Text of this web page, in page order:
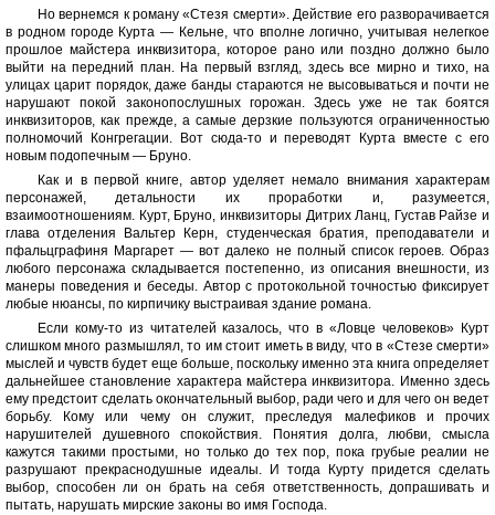
Но вернемся к роману «Стезя смерти». Действие его разворачивается
в родном городе Курта — Кельне, что вполне логично, учитывая нелегкое
прошлое майстера инквизитора, которое рано или поздно должно было
выйти на передний план. На первый взгляд, здесь все мирно и тихо, на
улицах царит порядок, даже банды стараются не высовываться и почти не
нарушают покой законопослушных горожан. Здесь уже не так боятся
инквизиторов, как прежде, а самые дерзкие пользуются ограниченностью
полномочий Конгрегации. Вот сюда-то и переводят Курта вместе с его
новым подопечным — Бруно.
Как и в первой книге, автор уделяет немало внимания характерам
персонажей, детальности их проработки и, разумеется,
взаимоотношениям. Курт, Бруно, инквизиторы Дитрих Ланц, Густав Райзе и
глава отделения Вальтер Керн, студенческая братия, преподаватели и
пфальцграфиня Маргарет — вот далеко не полный список героев. Образ
любого персонажа складывается постепенно, из описания внешности, из
манеры поведения и беседы. Автор с протокольной точностью фиксирует
любые нюансы, по кирпичику выстраивая здание романа.
Если кому-то из читателей казалось, что в «Ловце человеков» Курт
слишком много размышлял, то им стоит иметь в виду, что в «Стезе смерти»
мыслей и чувств будет еще больше, поскольку именно эта книга определяет
дальнейшее становление характера майстера инквизитора. Именно здесь
ему предстоит сделать окончательный выбор, ради чего и для чего он ведет
борьбу. Кому или чему он служит, преследуя малефиков и прочих
нарушителей душевного спокойствия. Понятия долга, любви, смысла
кажутся такими простыми, но только до тех пор, пока грубые реалии не
разрушают прекраснодушные идеалы. И тогда Курту придется сделать
выбор, способен ли он брать на себя ответственность, допрашивать и
пытать, нарушать мирские законы во имя Господа.